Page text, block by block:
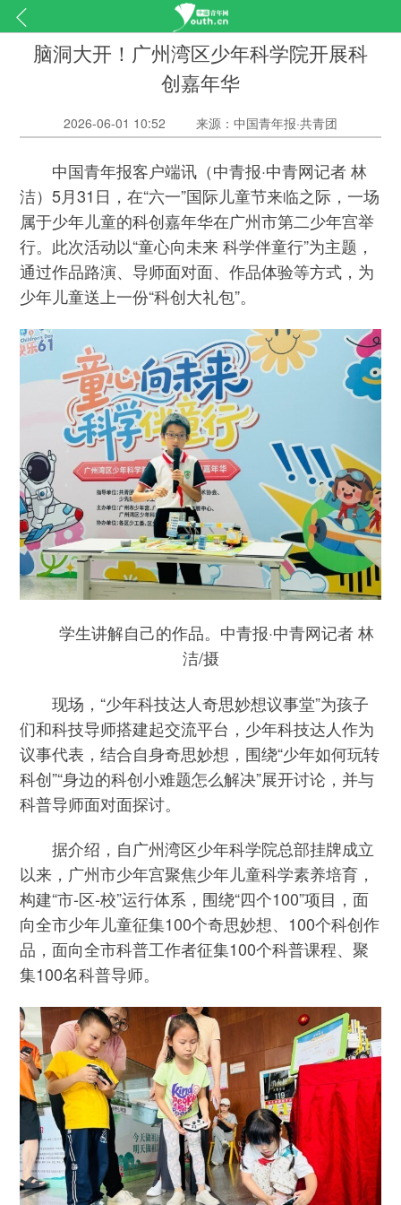
脑洞大开！广州湾区少年科学院开展科
创嘉年华
2026-06-01 10:52 来源：中国青年报·共青团
中国青年报客户端讯（中青报·中青网记者 林
洁）5月31日，在“六一”国际儿童节来临之际，一场
属于少年儿童的科创嘉年华在广州市第二少年宫举
行。此次活动以“童心向未来 科学伴童行”为主题，
通过作品路演、导师面对面、作品体验等方式，为
少年儿童送上一份“科创大礼包”。
学生讲解自己的作品。中青报·中青网记者 林
洁/摄
现场，“少年科技达人奇思妙想议事堂”为孩子
们和科技导师搭建起交流平台，少年科技达人作为
议事代表，结合自身奇思妙想，围绕“少年如何玩转
科创”“身边的科创小难题怎么解决”展开讨论，并与
科普导师面对面探讨。
据介绍，自广州湾区少年科学院总部挂牌成立
以来，广州市少年宫聚焦少年儿童科学素养培育，
构建“市-区-校”运行体系，围绕“四个100”项目，面
向全市少年儿童征集100个奇思妙想、100个科创作
品，面向全市科普工作者征集100个科普课程、聚
集100名科普导师。